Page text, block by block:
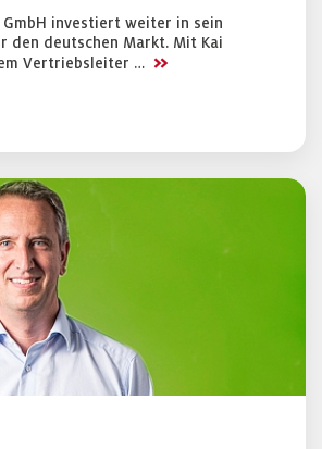
GmbH investiert weiter in sein
den deutschen Markt. Mit Kai
Vertriebsleiter … >>